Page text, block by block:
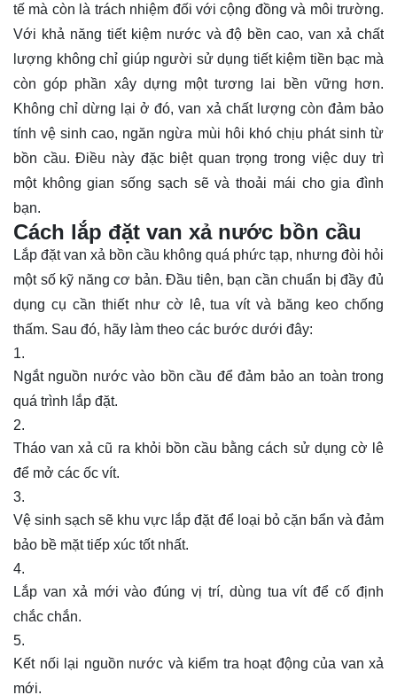
tế mà còn là trách nhiệm đối với cộng đồng và môi trường.
Với khả năng tiết kiệm nước và độ bền cao, van xả chất
lượng không chỉ giúp người sử dụng tiết kiệm tiền bạc mà
còn góp phần xây dựng một tương lai bền vững hơn.
Không chỉ dừng lại ở đó, van xả chất lượng còn đảm bảo
tính vệ sinh cao, ngăn ngừa mùi hôi khó chịu phát sinh từ
bồn cầu. Điều này đặc biệt quan trọng trong việc duy trì
một không gian sống sạch sẽ và thoải mái cho gia đình
bạn.
Cách lắp đặt van xả nước bồn cầu
Lắp đặt van xả bồn cầu không quá phức tạp, nhưng đòi hỏi
một số kỹ năng cơ bản. Đầu tiên, bạn cần chuẩn bị đầy đủ
dụng cụ cần thiết như cờ lê, tua vít và băng keo chống
thấm. Sau đó, hãy làm theo các bước dưới đây:
Ngắt nguồn nước vào bồn cầu để đảm bảo an toàn trong
quá trình lắp đặt.
Tháo van xả cũ ra khỏi bồn cầu bằng cách sử dụng cờ lê
để mở các ốc vít.
Vệ sinh sạch sẽ khu vực lắp đặt để loại bỏ cặn bẩn và đảm
bảo bề mặt tiếp xúc tốt nhất.
Lắp van xả mới vào đúng vị trí, dùng tua vít để cố định
chắc chắn.
Kết nối lại nguồn nước và kiểm tra hoạt động của van xả
mới.